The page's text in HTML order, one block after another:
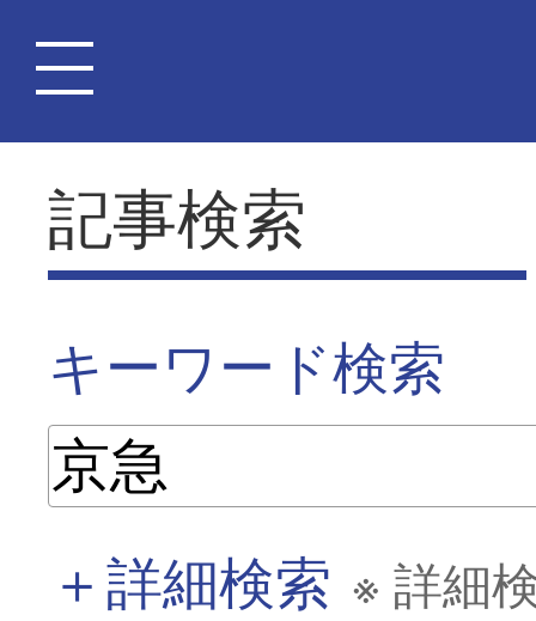
記事検索
キーワード検索
＋詳細検索 ※ 詳細